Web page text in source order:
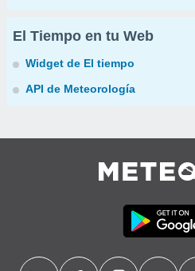
El Tiempo en tu Web
Widget de El tiempo
API de Meteorología